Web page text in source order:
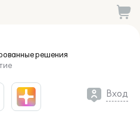
решения
Вход